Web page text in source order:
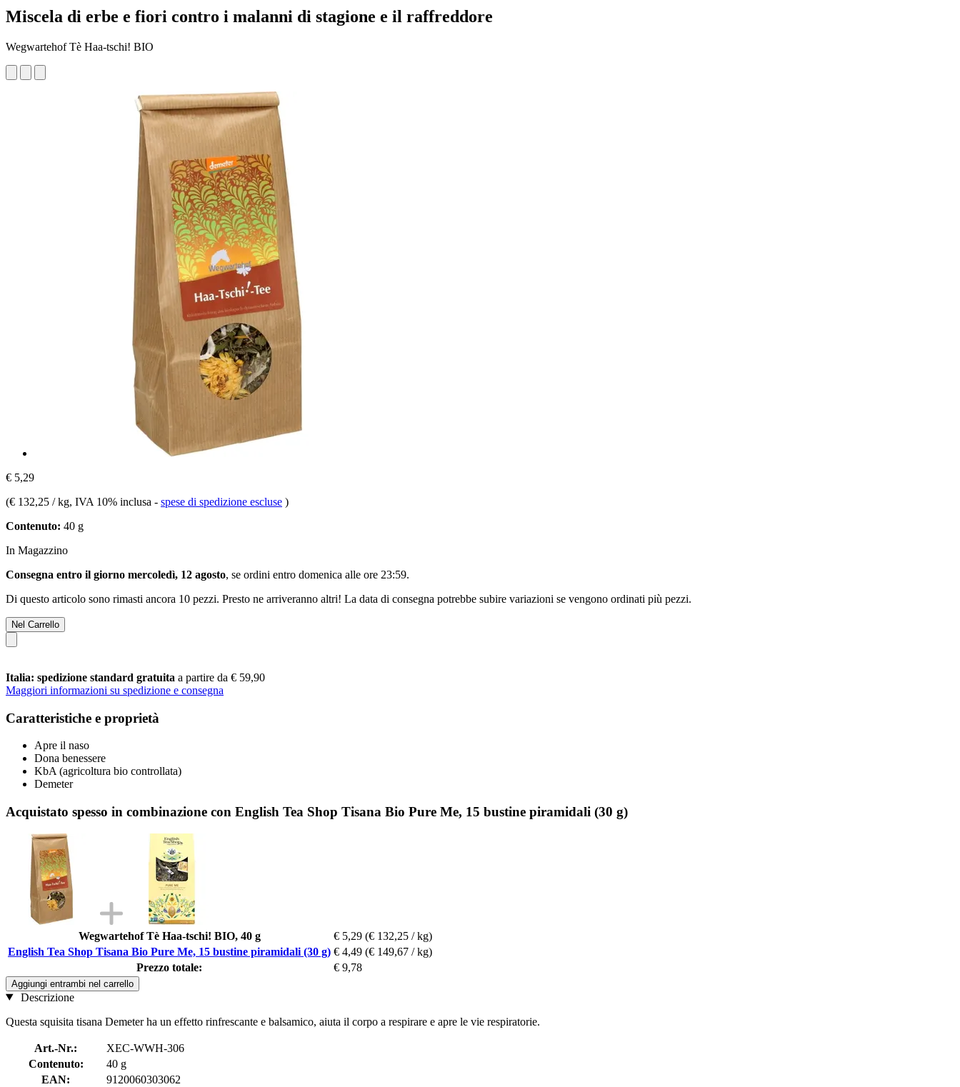
Miscela di erbe e fiori contro i malanni di stagione e il raffreddore
Wegwartehof Tè Haa-tschi! BIO
€ 5,29
(€ 132,25 / kg, IVA 10% inclusa - spese di spedizione escluse )
Contenuto: 40 g
In Magazzino
Consegna entro il giorno mercoledì, 12 agosto, se ordini entro domenica alle ore 23:59.
Di questo articolo sono rimasti ancora 10 pezzi. Presto ne arriveranno altri! La data di consegna potrebbe subire variazioni se vengono ordinati più pezzi.
Nel Carrello
Italia: spedizione standard gratuita a partire da € 59,90
Maggiori informazioni su spedizione e consegna
Caratteristiche e proprietà
Apre il naso
Dona benessere
KbA (agricoltura bio controllata)
Demeter
Acquistato spesso in combinazione con English Tea Shop Tisana Bio Pure Me, 15 bustine piramidali (30 g)
Wegwartehof Tè Haa-tschi! BIO, 40 g € 5,29 (€ 132,25 / kg)
English Tea Shop Tisana Bio Pure Me, 15 bustine piramidali (30 g) € 4,49 (€ 149,67 / kg)
Prezzo totale:
€ 9,78
Aggiungi entrambi nel carrello
Descrizione
Questa squisita tisana Demeter ha un effetto rinfrescante e balsamico, aiuta il corpo a respirare e apre le vie respiratorie.
Art.-Nr.:
XEC-WWH-306
Contenuto:
40 g
EAN:
9120060303062